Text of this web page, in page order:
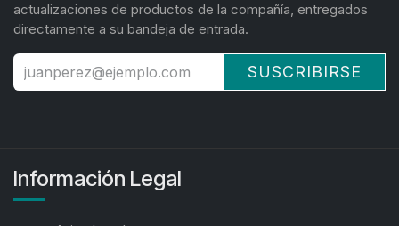
actualizaciones de productos de la compañía, entregados
directamente a su bandeja de entrada.
SUSCRIBIRSE
Información Legal